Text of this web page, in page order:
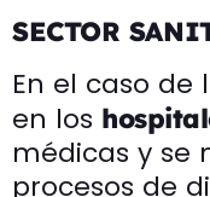
SECTOR
En el caso de
en los
médicas y se
procesos de